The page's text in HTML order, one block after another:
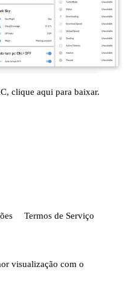
clique aqui para baixar.
Termos de Serviço
visualização com o